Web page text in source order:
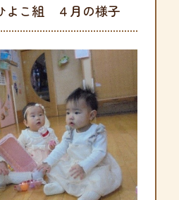
よこ組 ４月の様子